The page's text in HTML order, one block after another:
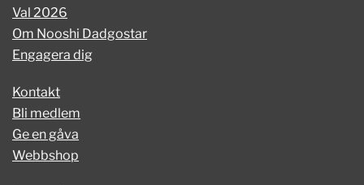
Val 2026
Om Nooshi Dadgostar
Engagera dig
Kontakt
Bli medlem
Ge en gåva
Webbshop